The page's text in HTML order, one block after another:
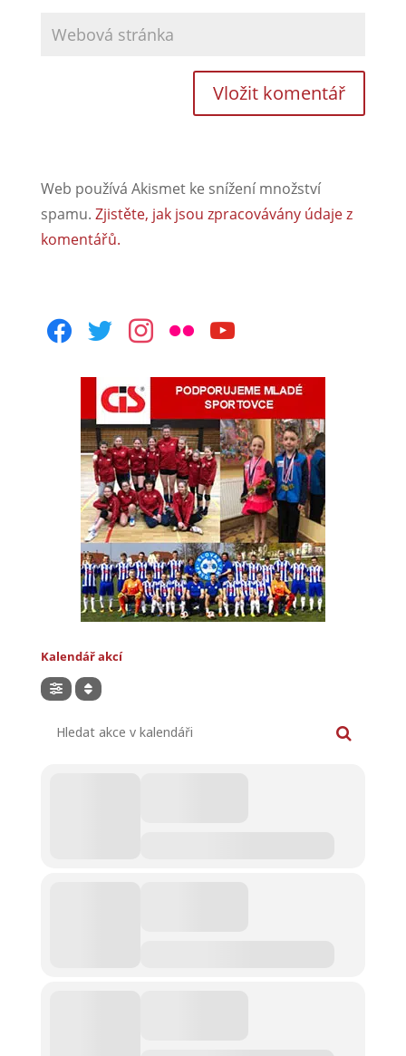
Web používá Akismet ke snížení množství
spamu. Zjistěte, jak jsou zpracovávány údaje z
komentářů.
facebooktwitterinstagram
flickr youtube
Kalendář akcí